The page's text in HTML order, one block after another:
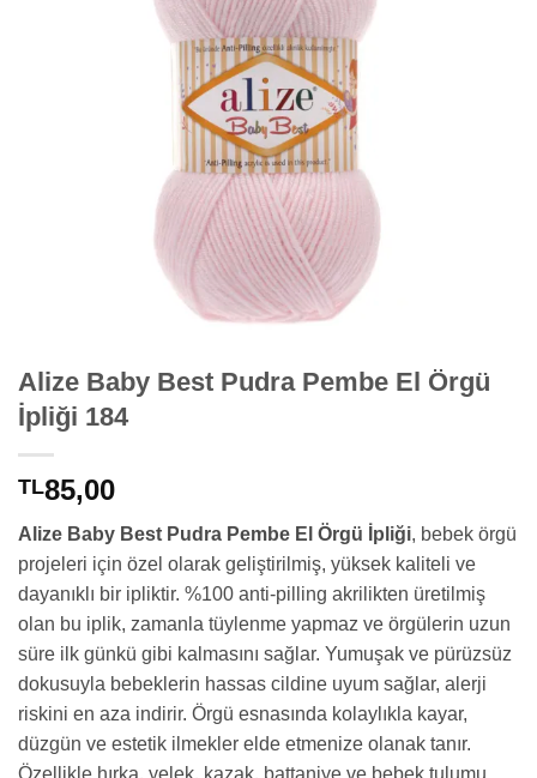
Alize Baby Best Pudra Pembe El Örgü
İpliği 184
TL85,00
Alize Baby Best Pudra Pembe El Örgü İpliği, bebek örgü
projeleri için özel olarak geliştirilmiş, yüksek kaliteli ve
dayanıklı bir ipliktir. %100 anti-pilling akrilikten üretilmiş
olan bu iplik, zamanla tüylenme yapmaz ve örgülerin uzun
süre ilk günkü gibi kalmasını sağlar. Yumuşak ve pürüzsüz
dokusuyla bebeklerin hassas cildine uyum sağlar, alerji
riskini en aza indirir. Örgü esnasında kolaylıkla kayar,
düzgün ve estetik ilmekler elde etmenize olanak tanır.
Özellikle hırka, yelek, kazak, battaniye ve bebek tulumu